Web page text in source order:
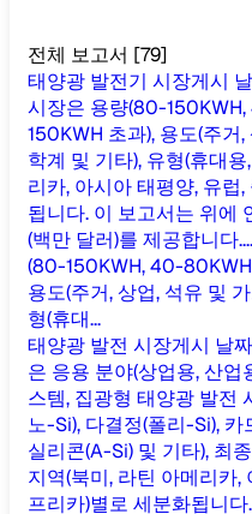
전체 보고서 [79]
태양광 발전기 시장게시
시장은 용량(80-
150KWH 초과), 용도(주거
학계 및 기타), 유형(휴대
리카, 아시아 태평양, 유럽
됩니다. 이 보고서는 위에
(백만 달러)를 제공합니다....
(80-150KWH, 40-
용도(주거, 상업, 석유 및
형(휴대...
태양광 발전 시장게시 날짜
은 응용 분야(상업용, 산업
스템, 집광형 태양광 발전
노-Si), 다결정(폴리-Si), 카
실리콘(A-Si) 및 기타), 최
지역(북미, 라틴 아메리카,
프리카)별로 세분화됩니